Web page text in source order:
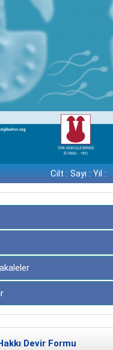
Cilt : Sayı : Yıl :
Devir Formu